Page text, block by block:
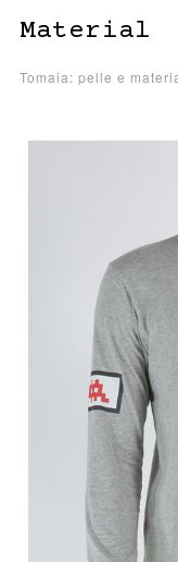
Material
Tomaia: pelle e